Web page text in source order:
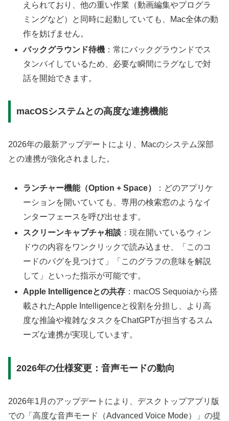
えられており、他の重い作業（動画編集やプログラ
ミングなど）と同時に起動していても、Mac全体の動
作を妨げません。
バックグラウンド待機 ：常にバックグラウンドでス
タンバイしているため、必要な瞬間にラグなしで対
話を開始できます。
macOSシステムとの高度な連携機能
2026年の最新アップデートにより、Macのシステム深部
との連携が強化されました。
ランチャー機能（Option + Space）
：どのアプリケ
ーションを開いていても、専用の検索窓のようなイ
ンターフェースを呼び出せます。
スクリーンキャプチャ相談 ：現在開いているウィン
ドウの内容をワンクリックで読み込ませ、「このコ
ードのバグを見つけて」「このグラフの意味を解説
して」といった指示が可能です。
Apple Intelligenceとの共存 ：macOS Sequoiaから搭
載されたApple Intelligenceと役割を分担し、より高
度な推論や複雑なタスクをChatGPTが担当するスム
ーズな連携が実現しています。
2026年の仕様変更：音声モードの動向
2026年1月のアップデートにより、デスクトップアプリ版
での「高度な音声モード（Advanced Voice Mode）」の提